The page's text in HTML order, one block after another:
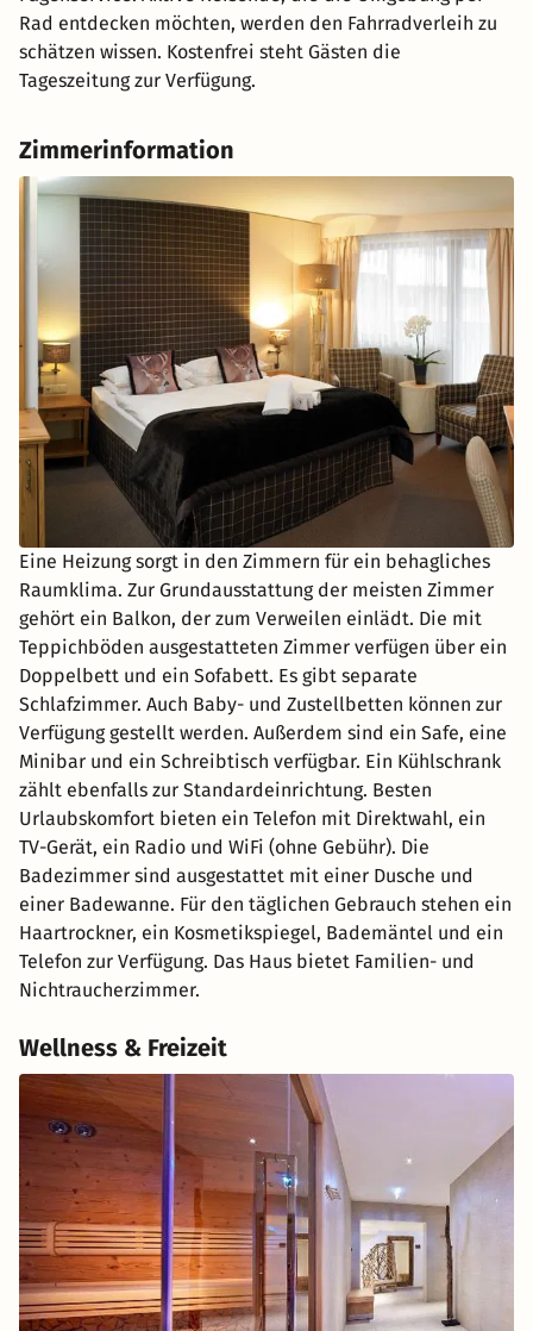
Rad entdecken möchten, werden den Fahrradverleih zu
schätzen wissen. Kostenfrei steht Gästen die
Tageszeitung zur Verfügung.
Zimmerinformation
Eine Heizung sorgt in den Zimmern für ein behagliches
Raumklima. Zur Grundausstattung der meisten Zimmer
gehört ein Balkon, der zum Verweilen einlädt. Die mit
Teppichböden ausgestatteten Zimmer verfügen über ein
Doppelbett und ein Sofabett. Es gibt separate
Schlafzimmer. Auch Baby- und Zustellbetten können zur
Verfügung gestellt werden. Außerdem sind ein Safe, eine
Minibar und ein Schreibtisch verfügbar. Ein Kühlschrank
zählt ebenfalls zur Standardeinrichtung. Besten
Urlaubskomfort bieten ein Telefon mit Direktwahl, ein
TV-Gerät, ein Radio und WiFi (ohne Gebühr). Die
Badezimmer sind ausgestattet mit einer Dusche und
einer Badewanne. Für den täglichen Gebrauch stehen ein
Haartrockner, ein Kosmetikspiegel, Bademäntel und ein
Telefon zur Verfügung. Das Haus bietet Familien- und
Nichtraucherzimmer.
Wellness & Freizeit